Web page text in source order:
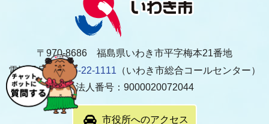
〒970-8686 福島県いわき市平字梅本21番地
電話番号：0246-22-1111 （いわき市総合コールセンター）
法人番号：9000020072044
市役所へのアクセス